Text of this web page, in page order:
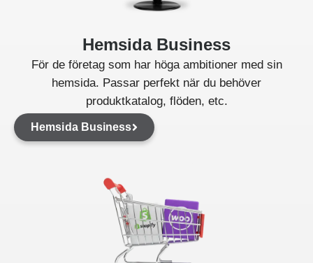
Hemsida Business
För de företag som har höga ambitioner med sin
hemsida. Passar perfekt när du behöver
produktkatalog, flöden, etc.
Hemsida Business